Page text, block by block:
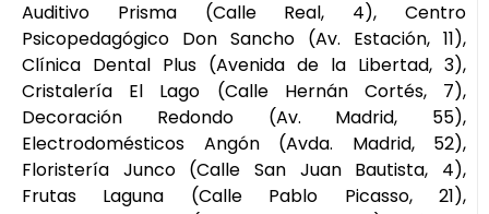
Auditivo Prisma (Calle Real, 4), Centro
Psicopedagógico Don Sancho (Av. Estación, 11),
Clínica Dental Plus (Avenida de la Libertad, 3),
Cristalería El Lago (Calle Hernán Cortés, 7),
Decoración Redondo (Av. Madrid, 55),
Electrodomésticos Angón (Avda. Madrid, 52),
Floristería Junco (Calle San Juan Bautista, 4),
Frutas Laguna (Calle Pablo Picasso, 21),